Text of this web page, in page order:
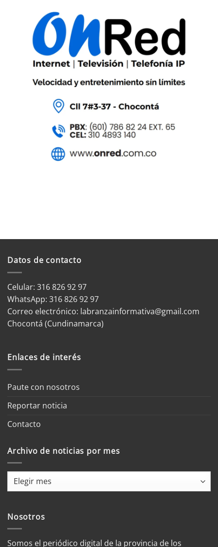
Datos de contacto
Celular: 316 826 92 97
WhatsApp: 316 826 92 97
Correo electrónico: labranzainformativa@gmail.com
Chocontá (Cundinamarca)
Enlaces de interés
Paute con nosotros
Reportar noticia
Contacto
Archivo de noticias por mes
Archivo
mes
Nosotros
Somos el periódico digital de la provincia de los